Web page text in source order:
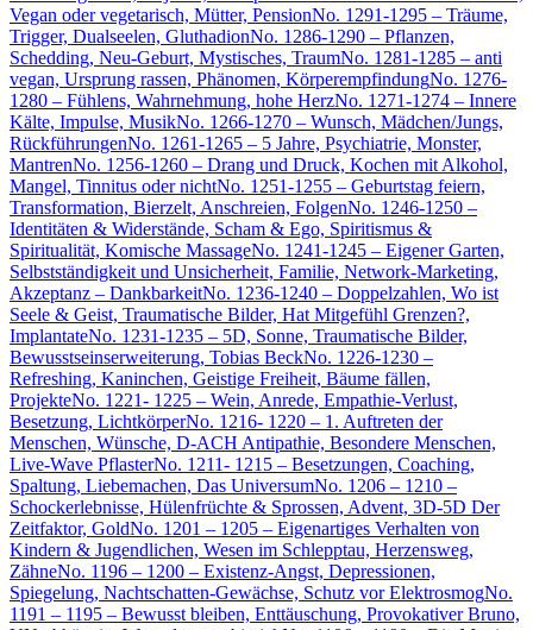
Vegan oder vegetarisch, Mütter, PensionNo. 1291-1295 – Träume,
Trigger, Dualseelen, GluthadionNo. 1286-1290 – Pflanzen,
Schedding, Neu-Geburt, Mystisches, TraumNo. 1281-1285 – anti
vegan, Ursprung rassen, Phänomen, KörperempfindungNo. 1276-
1280 – Fühlens, Wahrnehmung, hohe HerzNo. 1271-1274 – Innere
Kälte, Impulse, MusikNo. 1266-1270 – Wunsch, Mädchen/Jungs,
RückführungenNo. 1261-1265 – 5 Jahre, Psychiatrie, Monster,
MantrenNo. 1256-1260 – Drang und Druck, Kochen mit Alkohol,
Mangel, Tinnitus oder nichtNo. 1251-1255 – Geburtstag feiern,
Transformation, Bierzelt, Anschreien, FolgenNo. 1246-1250 –
Identitäten & Widerstände, Scham & Ego, Spiritismus &
Spiritualität, Komische MassageNo. 1241-1245 – Eigener Garten,
Selbstständigkeit und Unsicherheit, Familie, Network-Marketing,
Akzeptanz – DankbarkeitNo. 1236-1240 – Doppelzahlen, Wo ist
Seele & Geist, Traumatische Bilder, Hat Mitgefühl Grenzen?,
ImplantateNo. 1231-1235 – 5D, Sonne, Traumatische Bilder,
Bewusstseinserweiterung, Tobias BeckNo. 1226-1230 –
Refreshing, Kaninchen, Geistige Freiheit, Bäume fällen,
ProjekteNo. 1221- 1225 – Wein, Anrede, Empathie-Verlust,
Besetzung, LichtkörperNo. 1216- 1220 – 1. Auftreten der
Menschen, Wünsche, D-ACH Antipathie, Besondere Menschen,
Live-Wave PflasterNo. 1211- 1215 – Besetzungen, Coaching,
Spaltung, Liebemachen, Das UniversumNo. 1206 – 1210 –
Schockerlebnisse, Hülenfrüchte & Sprossen, Advent, 3D-5D Der
Zeitfaktor, GoldNo. 1201 – 1205 – Eigenartiges Verhalten von
Kindern & Jugendlichen, Wesen im Schlepptau, Herzensweg,
ZähneNo. 1196 – 1200 – Existenz-Angst, Depressionen,
Spiegelung, Nachtschatten-Gewächse, Schutz vor ElektrosmogNo.
1191 – 1195 – Bewusst bleiben, Enttäuschung, Provokativer Bruno,